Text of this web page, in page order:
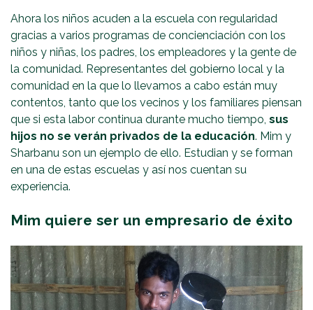
Ahora los niños acuden a la escuela con regularidad
gracias a varios programas de concienciación con los
niños y niñas, los padres, los empleadores y la gente de
la comunidad. Representantes del gobierno local y la
comunidad en la que lo llevamos a cabo están muy
contentos, tanto que los vecinos y los familiares piensan
que si esta labor continua durante mucho tiempo, sus
hijos no se verán privados de la educación. Mim y
Sharbanu son un ejemplo de ello. Estudian y se forman
en una de estas escuelas y así nos cuentan su
experiencia.
Mim quiere ser un empresario de éxito